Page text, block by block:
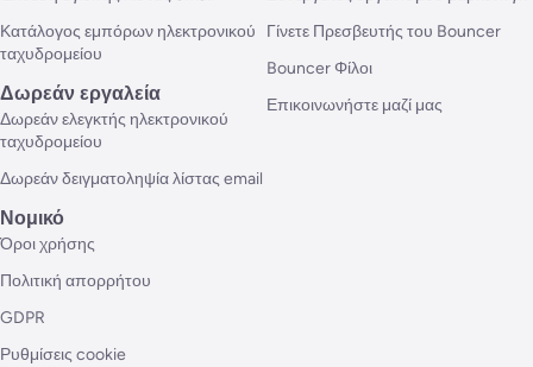
Κατάλογος εμπόρων ηλεκτρονικού
ταχυδρομείου
Δωρεάν εργαλεία
Δωρεάν ελεγκτής ηλεκτρονικού
ταχυδρομείου
Δωρεάν δειγματοληψία λίστας email
Γίνετε Πρεσβευτής του Bouncer
Bouncer Φίλοι
Επικοινωνήστε μαζί μας
Νομικό
Όροι χρήσης
Πολιτική απορρήτου
GDPR
Ρυθμίσεις cookie